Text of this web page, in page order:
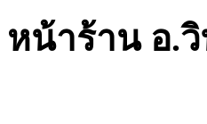
หน้าร้าน อ.